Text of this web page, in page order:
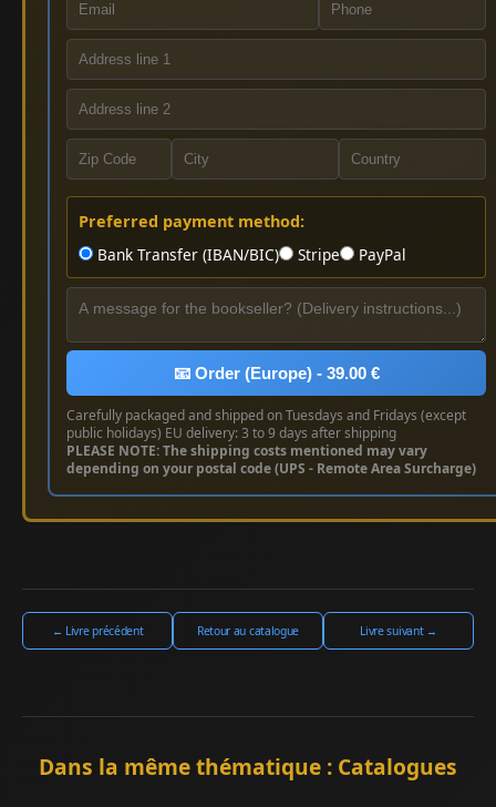
Preferred payment method:
Bank Transfer (IBAN/BIC)
Stripe PayPal
📧 Order (Europe) - 39.00 €
Carefully packaged and shipped on Tuesdays and Fridays (except
public holidays) EU delivery: 3 to 9 days after shipping
PLEASE NOTE: The shipping costs mentioned may vary
depending on your postal code (UPS - Remote Area Surcharge)
← Livre précédent Retour au catalogue Livre suivant →
Dans la même thématique : Catalogues